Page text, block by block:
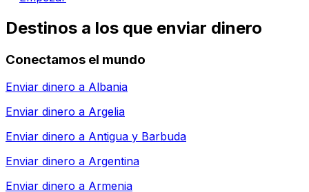
Destinos a los que enviar dinero
Conectamos el mundo
Enviar dinero a Albania
Enviar dinero a Argelia
Enviar dinero a Antigua y Barbuda
Enviar dinero a Argentina
Enviar dinero a Armenia